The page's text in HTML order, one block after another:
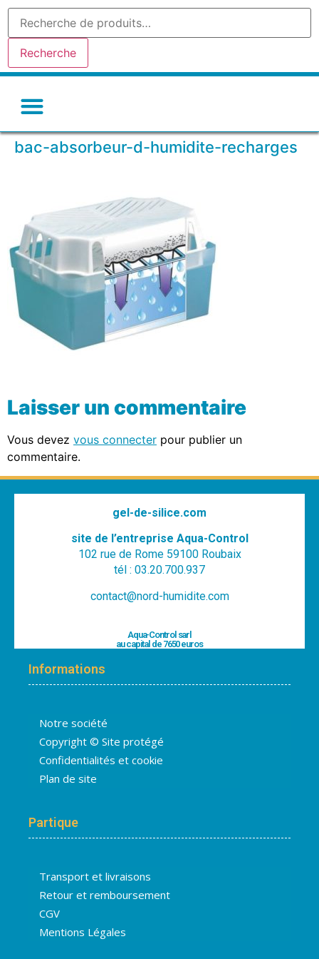
Recherche
bac-absorbeur-d-humidite-recharges
Laisser un commentaire
Vous devez vous connecter pour publier un
commentaire.
gel-de-silice.com
site de l’entreprise Aqua-Control
102 rue de Rome 59100 Roubaix
tél : 03.20.700.937
contact@nord-humidite.com
Aqua-Control sarl
au capital de 7650 euros
Informations
Notre société
Copyright © Site protégé
Confidentialités et cookie
Plan de site
Partique
Transport et livraisons
Retour et remboursement
CGV
Mentions Légales